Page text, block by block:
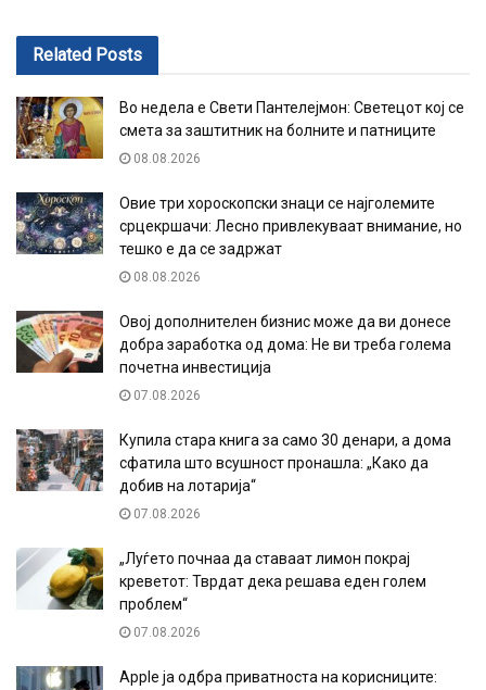
Related Posts
Во недела е Свети Пантелејмон: Светецот кој се
смета за заштитник на болните и патниците
08.08.2026
Овие три хороскопски знаци се најголемите
срцекршачи: Лесно привлекуваат внимание, но
тешко е да се задржат
08.08.2026
Овој дополнителен бизнис може да ви донесе
добра заработка од дома: Не ви треба голема
почетна инвестиција
07.08.2026
Купила стара книга за само 30 денари, а дома
сфатила што всушност пронашла: „Како да
добив на лотарија“
07.08.2026
„Луѓето почнаа да ставаат лимон покрај
креветот: Тврдат дека решава еден голем
проблем“
07.08.2026
Apple ја одбра приватноста на корисниците: